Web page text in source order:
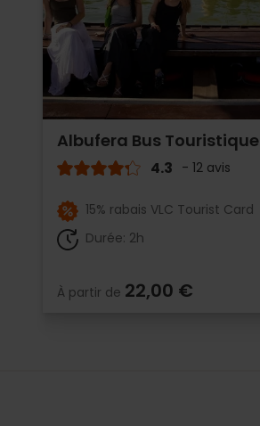
Albufera Bus Touristique
4.3 - 12 avis
15% rabais VLC Tourist Card
Durée: 2h
À partir de 22,00 €